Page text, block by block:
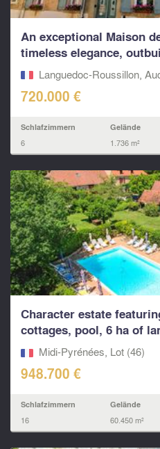
An exceptional Maison
timeless elegance,
gardens...
Languedoc-Roussillon,
720.000 €
Schlafzimmern
6
Gelände
1.736 m²
Character estate
cottages, pool, 6 ha of
view...Midi-Pyrénées, Lot (46)
948.700 €
Schlafzimmern
16
Gelände
60.450 m²